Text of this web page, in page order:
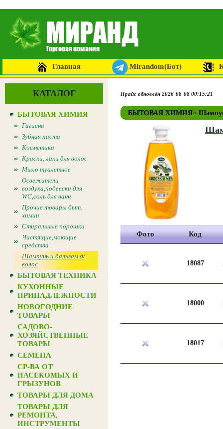
Главная Mirandom(Бот)
КАТАЛОГ
БЫТОВАЯ ХИМИЯ
Гигиена
Зубная паста
Косметика
Краски, лаки для волос
Мыло туалетное
Освежители
воздуха,подвески для
WC,соль для ванн
Прочие товары быт.
химии
Стиральные порошки
Чистящие,моющие
средства
Шампунь и бальзам д/
волос
БЫТОВАЯ ТЕХНИКА
КУХОННЫЕ
ПРИНАДЛЕЖНОСТИ
НОВОГОДНИЕ
ТОВАРЫ
САДОВО-
ХОЗЯЙСТВЕННЫЕ
ТОВАРЫ
СЕМЕНА
СР-ВА ОТ
НАСЕКОМЫХ И
ГРЫЗУНОВ
ТОВАРЫ ДЛЯ ДОМА
ТОВАРЫ ДЛЯ
РЕМОНТА,
ИНСТРУМЕНТЫ
Прайс обновлён 2026-08-08 00:15:21
БЫТОВАЯ ХИМИЯ»
Фото Код
18087
18000
18017